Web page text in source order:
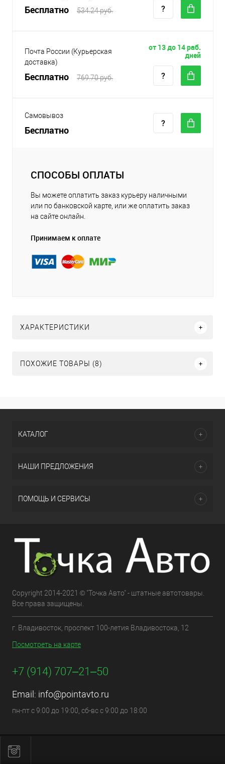
Бесплатно 534.24 руб.
Почта России (Курьерская
доставка)
Бесплатно 769.70 руб.
от 13 до 14 раб.
дней
Самовывоз
Бесплатно
СПОСОБЫ ОПЛАТЫ
Вы можете оплатить заказ курьеру наличными
или по банковской карте, или же оплатить заказ
на сайте онлайн.
Принимаем к оплате
ХАРАКТЕРИСТИКИ
ПОХОЖИЕ ТОВАРЫ (8)
КАТАЛОГ
НАШИ ПРЕДЛОЖЕНИЯ
ПОМОЩЬ И СЕРВИСЫ
Copyright 2014-2021 © "Точка Авто" - штатные автотовары.
Все права защищены.
г. Владивосток, проспект 100-летия Владивостока, 12
Посмотреть на карте
+7 (914) 707‒21‒50
Email: info@pointavto.ru
пн-пт с 9:00 до 19:00, сб-вс с 9:00 до 18:00